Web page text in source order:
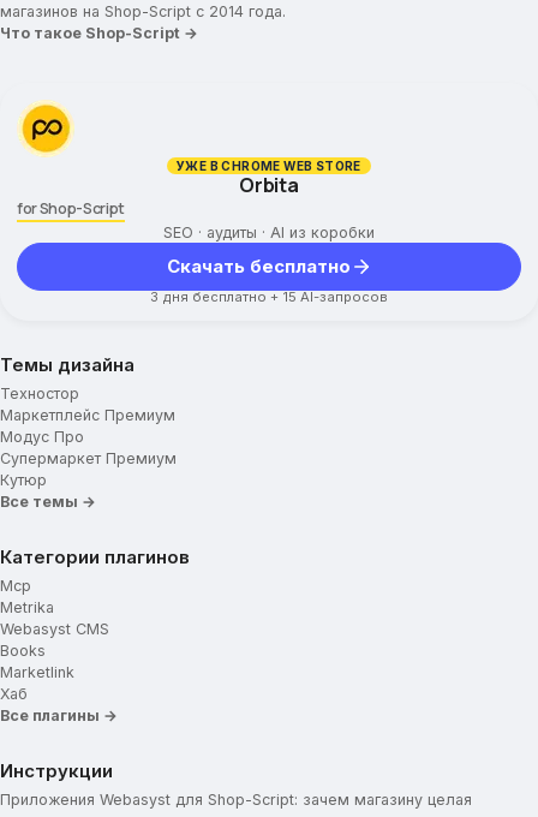
магазинов на Shop-Script с 2014 года.
Что такое Shop-Script →
УЖЕ В CHROME WEB STORE
Orbita
for Shop-Script
SEO · аудиты · AI из коробки
Скачать бесплатно
3 дня бесплатно + 15 AI-запросов
Темы дизайна
Техностор
Маркетплейс Премиум
Модус Про
Супермаркет Премиум
Кутюр
Все темы →
Категории плагинов
Mcp
Metrika
Webasyst CMS
Books
Marketlink
Хаб
Все плагины →
Инструкции
Приложения Webasyst для Shop-Script: зачем магазину целая